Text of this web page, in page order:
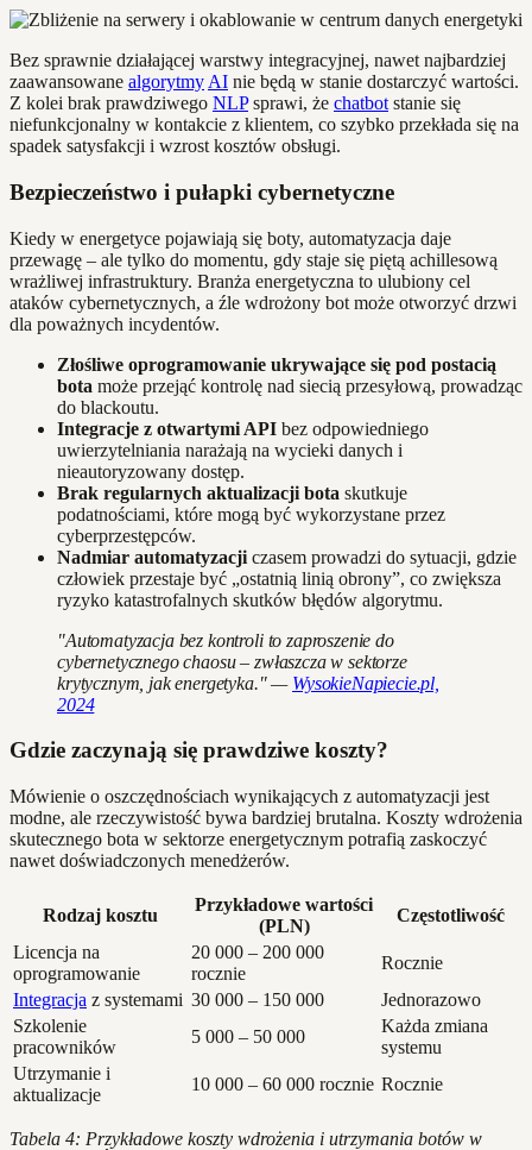
Bez sprawnie działającej warstwy integracyjnej, nawet najbardziej
zaawansowane algorytmy AI nie będą w stanie dostarczyć wartości.
Z kolei brak prawdziwego NLPsprawi, że chatbot stanie się
niefunkcjonalny w kontakcie z klientem, co szybko przekłada się na
spadek satysfakcji i wzrost kosztów obsługi.
Bezpieczeństwo i pułapki cybernetyczne
Kiedy w energetyce pojawiają się boty, automatyzacja daje
przewagę – ale tylko do momentu, gdy staje się piętą achillesową
wrażliwej infrastruktury. Branża energetyczna to ulubiony cel
ataków cybernetycznych, a źle wdrożony bot może otworzyć drzwi
dla poważnych incydentów.
Złośliwe oprogramowanie ukrywające się pod postacią
bota może przejąć kontrolę nad siecią przesyłową, prowadząc
do blackoutu.
Integracje z otwartymi API bez odpowiedniego
uwierzytelniania narażają na wycieki danych i
nieautoryzowany dostęp.
Brak regularnych aktualizacji bota skutkuje
podatnościami, które mogą być wykorzystane przez
cyberprzestępców.
Nadmiar automatyzacji czasem prowadzi do sytuacji, gdzie
człowiek przestaje być „ostatnią linią obrony”, co zwiększa
ryzyko katastrofalnych skutków błędów algorytmu.
"Automatyzacja bez kontroli to zaproszenie do
cybernetycznego chaosu – zwłaszcza w sektorze
krytycznym, jak energetyka." — WysokieNapiecie.pl,
2024
Gdzie zaczynają się prawdziwe koszty?
Mówienie o oszczędnościach wynikających z automatyzacji jest
modne, ale rzeczywistość bywa bardziej brutalna. Koszty wdrożenia
skutecznego bota w sektorze energetycznym potrafią zaskoczyć
nawet doświadczonych menedżerów.
Rodzaj kosztu
Przykładowe wartości
(PLN)
Częstotliwość
Licencja na
oprogramowanie
20 000 – 200 000
rocznie
Rocznie
Integracja z systemami 30 000 – 150 000
Jednorazowo
Szkolenie
pracowników
5 000 – 50 000
Każda zmiana
systemu
Utrzymanie i
aktualizacje
10 000 – 60 000 rocznie Rocznie
Tabela 4: Przykładowe koszty wdrożenia i utrzymania botów w